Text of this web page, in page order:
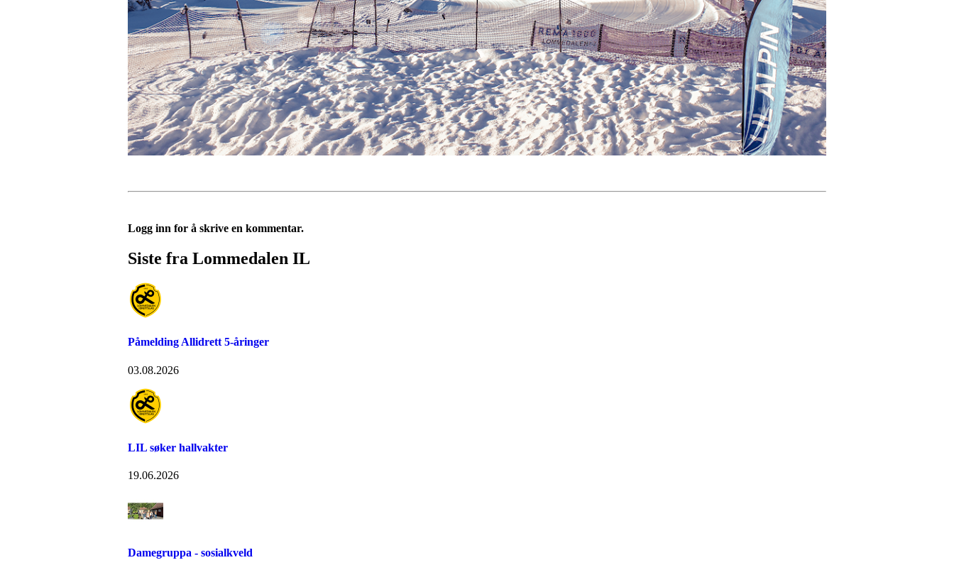
Logg inn for å skrive en kommentar.
Siste fra Lommedalen IL
Påmelding Allidrett 5-åringer
03.08.2026
LIL søker hallvakter
19.06.2026
Damegruppa - sosialkveld